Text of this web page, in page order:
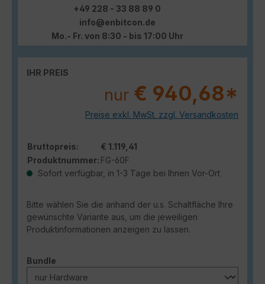
+49 228 - 33 88 89 0
info@enbitcon.de
Mo.- Fr. von 8:30 - bis 17:00 Uhr
IHR PREIS
nur € 940,68*
Preise exkl. MwSt. zzgl. Versandkosten
Bruttopreis:
€ 1.119,41
Produktnummer: FG-60F
Sofort verfügbar, in 1-3 Tage bei Ihnen Vor-Ort
Bitte wählen Sie die anhand der u.s. Schaltfläche Ihre
gewünschte Variante aus, um die jeweiligen
Produktinformationen anzeigen zu lassen.
Bundle